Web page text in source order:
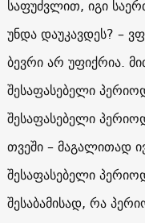
საფუძვლით, იგი
უნდა დაუკავდეს? –
ბევრი არ უფიქრია.
შესაფასებელი
შესაფასებელი
თვეში – მაგალითად
შესაფასებელი
შესაბამისად, რა